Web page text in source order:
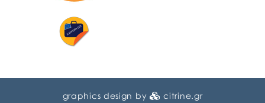
graphics design by citrine.gr